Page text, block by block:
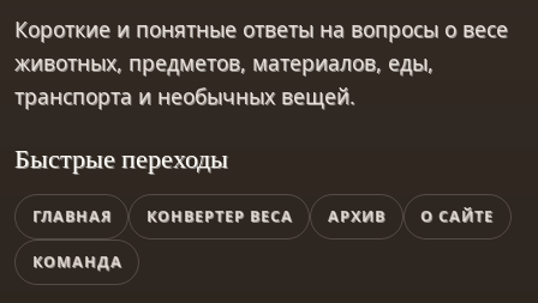
Быстрые переходы
ГЛАВНАЯ КОНВЕРТЕР ВЕСА АРХИВ О САЙТЕ
КОМАНДА
Короткие и понятные ответы на вопросы о весе
животных, предметов, материалов, еды,
транспорта и необычных вещей.